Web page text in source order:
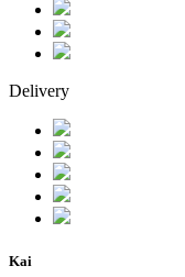
Delivery
Kai